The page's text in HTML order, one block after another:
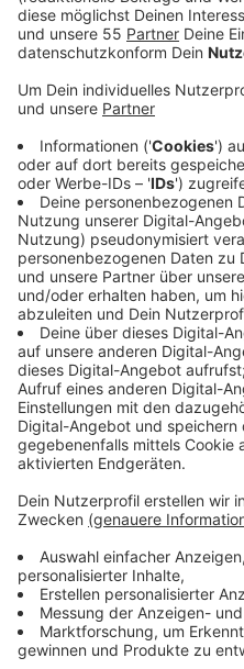
Anzeige
(05.11.) Bauarbeiten
Straße Bruchfeld saniert.
Krefeld repariert dort die
Anzeige
Verkehrsführung und
Anzeige
Aufgrund der Bauarbeiten
zwischen der Berliner
komplett gesperrt.
bis zu ihren jeweiligen
Umleitungen sind
Berliner Straße,
Rembertstraße. Die
Wochen abgeschlossen